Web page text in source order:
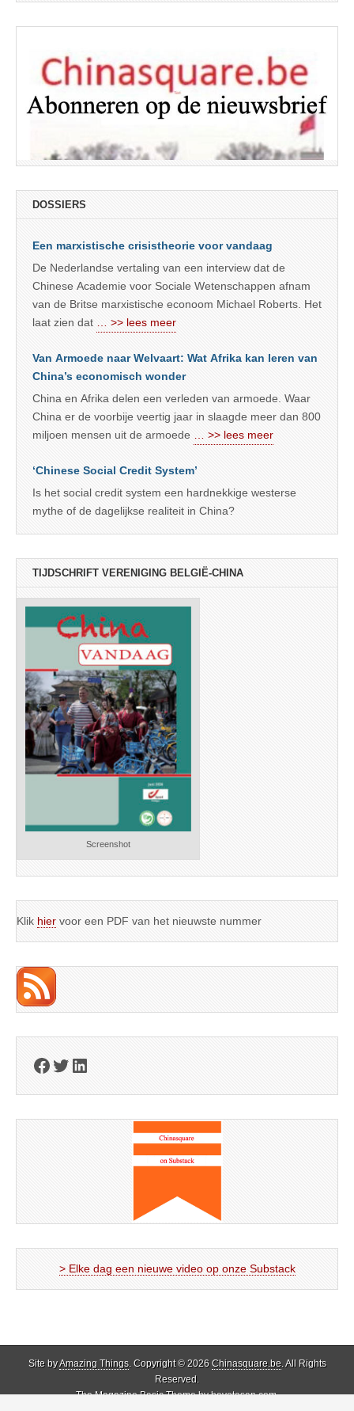
DOSSIERS
Een marxistische crisistheorie voor vandaag
De Nederlandse vertaling van een interview dat de
Chinese Academie voor Sociale Wetenschappen afnam
van de Britse marxistische econoom Michael Roberts. Het
laat zien dat
… >> lees meer
Van Armoede naar Welvaart: Wat Afrika kan leren van
China’s economisch wonder
China en Afrika delen een verleden van armoede. Waar
China er de voorbije veertig jaar in slaagde meer dan 800
miljoen mensen uit de armoede
… >> lees meer
‘Chinese Social Credit System’
Is het social credit system een hardnekkige westerse
mythe of de dagelijkse realiteit in China?
TIJDSCHRIFT VERENIGING BELGIË-CHINA
Screenshot
Klik hier voor een PDF van het nieuwste nummer
Facebook
Twitter
LinkedIn
> Elke dag een nieuwe video op onze Substack
Site byAmazing Things. Copyright © 2026 Chinasquare.be. All Rights
Reserved.
The Magazine Basic Theme bybavotasan.com.